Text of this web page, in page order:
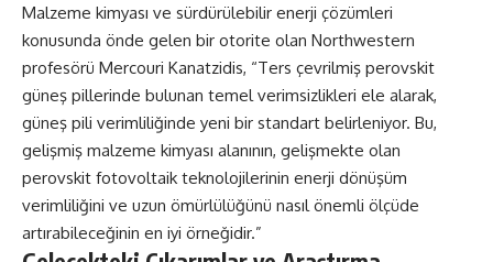
Malzeme kimyası ve sürdürülebilir enerji çözümleri
konusunda önde gelen bir otorite olan Northwestern
profesörü Mercouri Kanatzidis, “Ters çevrilmiş perovskit
güneş pillerinde bulunan temel verimsizlikleri ele alarak,
güneş pili verimliliğinde yeni bir standart belirleniyor. Bu,
gelişmiş malzeme kimyası alanının, gelişmekte olan
perovskit fotovoltaik teknolojilerinin enerji dönüşüm
verimliliğini ve uzun ömürlülüğünü nasıl önemli ölçüde
artırabileceğinin en iyi örneğidir.”